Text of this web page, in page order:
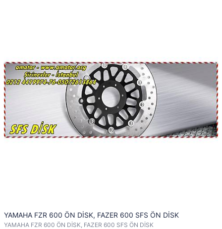
YAMAHA FZR 600 ÖN DİSK, FAZER 600 SFS ÖN DİSK
YAMAHA FZR 600 ÖN DİSK, FAZER 600 SFS ÖN DİSK